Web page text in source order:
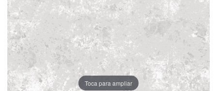
Toca para ampliar